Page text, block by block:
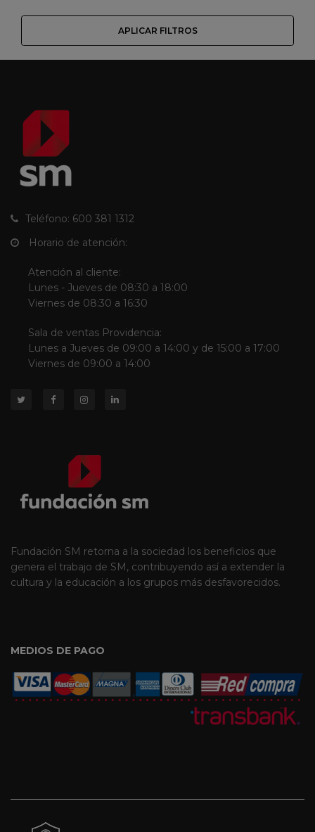
APLICAR FILTROS
Teléfono: 600 381 1312
Horario de atención:
Atención al cliente:
Lunes - Jueves de 08:30 a 18:00
Viernes de 08:30 a 16:30
Sala de ventas Providencia:
Lunes a Jueves de 09:00 a 14:00 y de 15:00 a 17:00
Viernes de 09:00 a 14:00
Fundación SM retorna a la sociedad los beneficios que
genera el trabajo de SM, contribuyendo así a extender la
cultura y la educación a los grupos más desfavorecidos.
MEDIOS DE PAGO